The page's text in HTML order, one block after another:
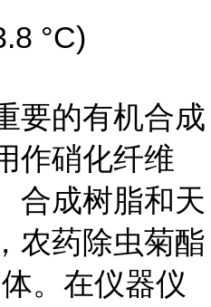
°C)
要的有机合成
作硝化纤维
合成树脂和天
农药除虫菊酯
。在仪器仪